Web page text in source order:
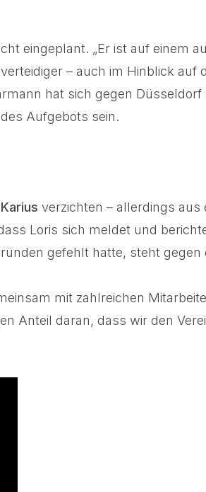
eingeplant. „Er ist auf einem
– auch im Hinblick
hat sich gegen
Aufgebots sein.
verzichten – allerdings aus
Loris sich meldet und
gefehlt hatte, steht
mit zahlreichen
Anteil daran, dass wir den